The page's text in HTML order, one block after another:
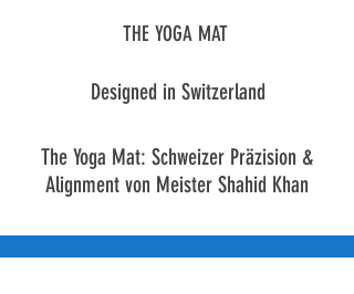
THE YOGA MAT
Designed in Switzerland
The Yoga Mat: Schweizer Präzision &
Alignment von Meister Shahid Khan